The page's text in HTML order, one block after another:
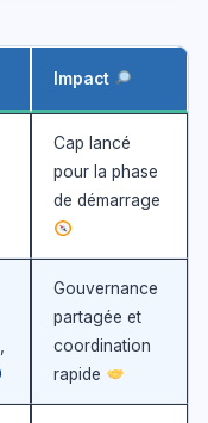
Impact
Cap lancé
pour la phase
de démarrage
Gouvernance
partagée et
coordination
rapide